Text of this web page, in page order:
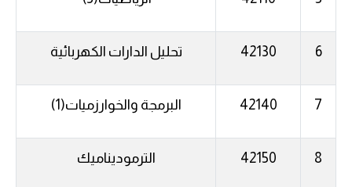
6
42130 تحليل الدارات الكهربائية
7
42140 البرمجة والخوارزميات(1)
8
42150 الترموديناميك